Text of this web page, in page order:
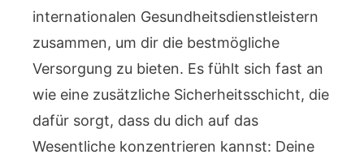
internationalen Gesundheitsdienstleistern
zusammen, um dir die bestmögliche
Versorgung zu bieten. Es fühlt sich fast an
wie eine zusätzliche Sicherheitsschicht, die
dafür sorgt, dass du dich auf das
Wesentliche konzentrieren kannst: Deine